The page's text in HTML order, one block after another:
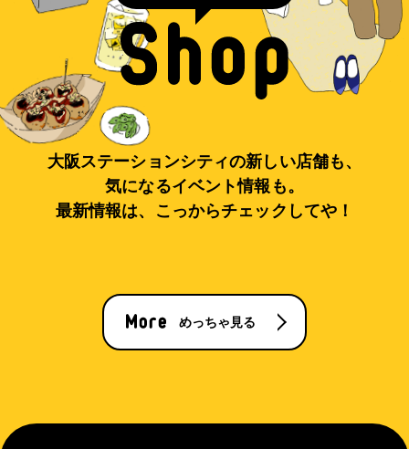
大阪ステーションシティの新しい店舗も、
気になるイベント情報も。
最新情報は、こっからチェックしてや！
めっちゃ見る